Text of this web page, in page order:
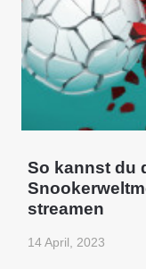
So kannst du
streamen
14 April, 2023